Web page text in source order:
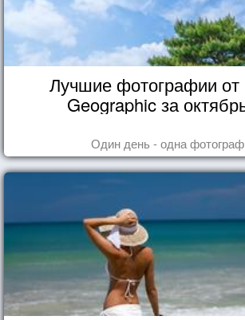
Лучшие фотографии от
Geographic за
Один день - одна